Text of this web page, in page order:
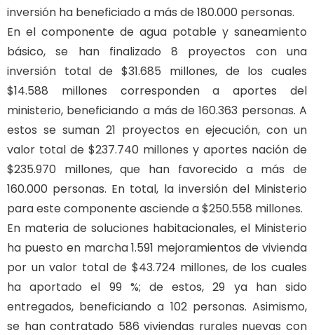
inversión ha beneficiado a más de 180.000 personas.
En el componente de agua potable y saneamiento
básico, se han finalizado 8 proyectos con una
inversión total de $31.685 millones, de los cuales
$14.588 millones corresponden a aportes del
ministerio, beneficiando a más de 160.363 personas. A
estos se suman 21 proyectos en ejecución, con un
valor total de $237.740 millones y aportes nación de
$235.970 millones, que han favorecido a más de
160.000 personas. En total, la inversión del Ministerio
para este componente asciende a $250.558 millones.
En materia de soluciones habitacionales, el Ministerio
ha puesto en marcha 1.591 mejoramientos de vivienda
por un valor total de $43.724 millones, de los cuales
ha aportado el 99 %; de estos, 29 ya han sido
entregados, beneficiando a 102 personas. Asimismo,
se han contratado 586 viviendas rurales nuevas con